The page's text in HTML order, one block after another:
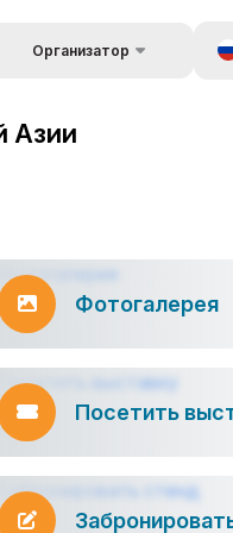
Организатор
Азии
Фотогалерея
Посетить